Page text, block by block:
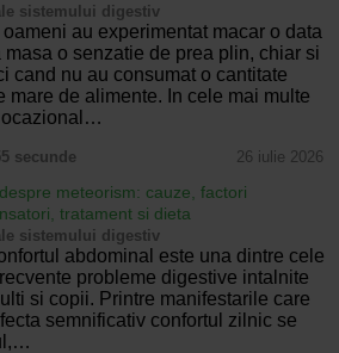
sistemului digestiv
oameni au experimentat macar o data
masa o senzatie de prea plin, chiar si
cand nu au consumat o cantitate
mare de alimente. In cele mai multe
ocazional…
secunde 26 iulie 2026
meteorism: cauze, factori
tratament si dieta
sistemului digestiv
abdominal este una dintre cele
probleme digestive intalnite
si copii. Printre manifestarile care
semnificativ confortul zilnic se